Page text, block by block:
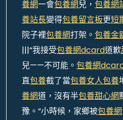
養網一會包養網兒， 包養網
養站長變得包養留言板更短
院子裡包養網打架。 包養金
|||“我接受包養網dcard道歉
兒——不可能。 包養網
直包養截了當包養女人包養
養網道，沒有半包養甜心網
豫。“小時候，家鄉被包養網